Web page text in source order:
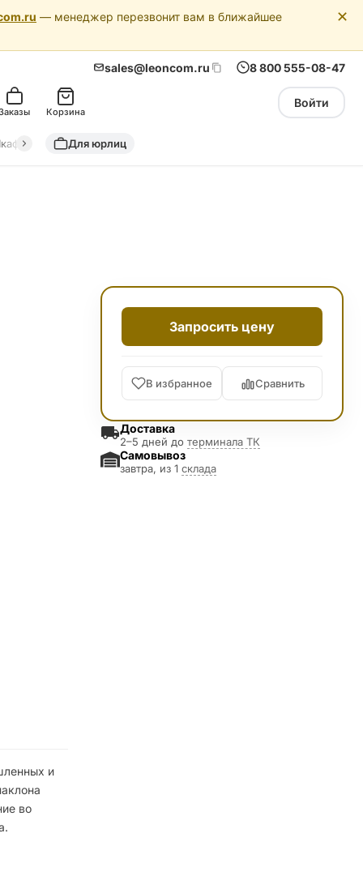
— менеджер перезвонит вам в ближайшее
✕
sales@leoncom.ru 8 800 555-08-47
Корзина
Войти
автоматики Драйкулеры (сухие охладители)
Для юрлиц
Запросить цену
В избранное Сравнить
Доставка
2–5 дней до терминала ТК
Самовывоз
завтра, из 1 склада
и
во